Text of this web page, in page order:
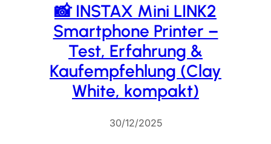
📸 INSTAX Mini LINK2
Smartphone Printer –
Test, Erfahrung &
Kaufempfehlung (Clay
White, kompakt)
30/12/2025